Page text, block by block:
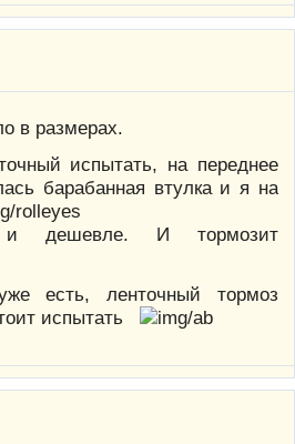
в размерах.
испытать, на переднее
барабанная втулка и я на
и дешевле. И тормозит
есть, ленточный тормоз
испытать